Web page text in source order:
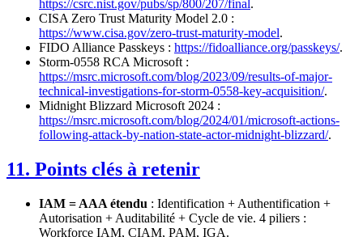
https://csrc.nist.gov/pubs/sp/800/207/final.
CISA Zero Trust Maturity Model 2.0 :
https://www.cisa.gov/zero-trust-maturity-model.
FIDO Alliance Passkeys : https://fidoalliance.org/passkeys/.
Storm-0558 RCA Microsoft :
https://msrc.microsoft.com/blog/2023/09/results-of-major-
technical-investigations-for-storm-0558-key-acquisition/.
Midnight Blizzard Microsoft 2024 :
https://msrc.microsoft.com/blog/2024/01/microsoft-actions-
following-attack-by-nation-state-actor-midnight-blizzard/.
11. Points clés à retenir
IAM = AAA étendu : Identification + Authentification +
Autorisation + Auditabilité + Cycle de vie. 4 piliers :
Workforce IAM, CIAM, PAM, IGA.